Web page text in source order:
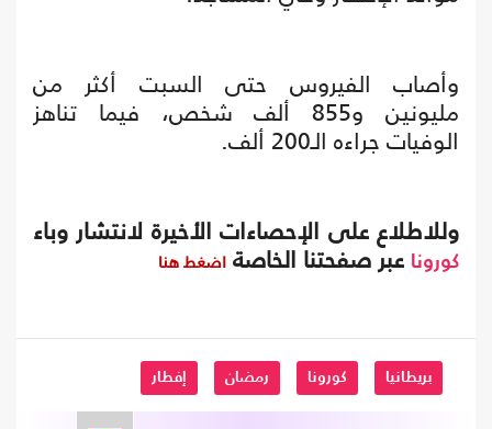
وأصاب الفيروس حتى السبت أكثر من
مليونين و855 ألف شخص، فيما تناهز
الوفيات جراءه الـ200 ألف.
وللاطلاع على الإحصاءات الأخيرة لانتشار وباء
كورونا عبر صفحتنا الخاصة اضغط هنا
بريطانيا كورونا رمضان إفطار